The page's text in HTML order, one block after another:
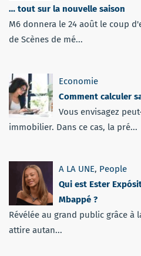
… tout sur la nouvelle saison
M6 donnera le 24 août le coup
de Scènes de mé...
Economie
Comment calculer
Vous envisagez
immobilier. Dans ce cas, la pré...
A LA UNE, People
Qui est Ester
Mbappé ?
Révélée au grand public grâce à
attire autan...